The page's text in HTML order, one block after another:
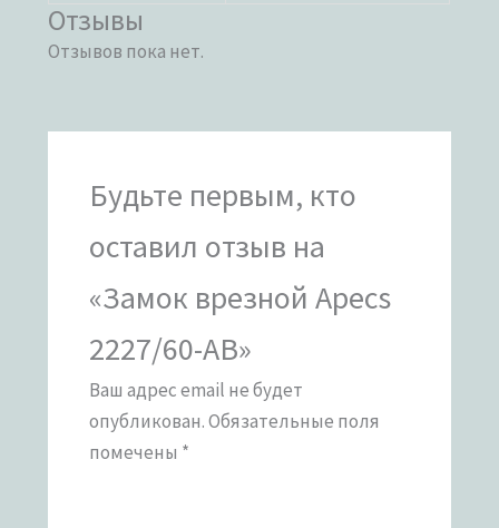
Отзывы
Отзывов пока нет.
Будьте первым, кто
оставил отзыв на
«Замок врезной Apecs
2227/60-AB»
Ваш адрес email не будет
опубликован.Обязательные поля
помечены *